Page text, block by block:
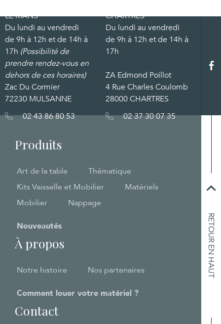
RETOUR EN HAUT
Produits
Art de la table
Thématique
Kits Vaisselle et Mobilier
Matériels
Mobilier
Nappage
Nouveautés
À propos
Notre histoire Nos partenaires
Comment louer votre matériel ?
Contact
LE MANS
Du lundi au vendredi
de 9h à 12h et de 14h à
17h (Possibilité de
prendre rendez-vous en
dehors de ces horaires)
Zac Du Cormier
72230 MULSANNE
02 43 86 80 53
CHARTRES
Du lundi au vendredi
de 9h à 12h et de 14h à
17h
ZA Edmond Poillot
4 Rue Charles Coulomb
28000 CHARTRES
02 37 30 07 35